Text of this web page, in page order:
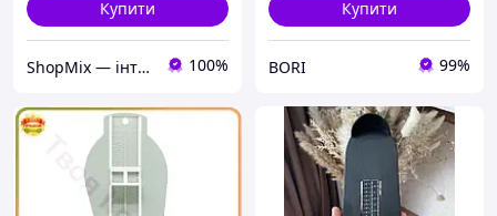
Купити
ShopMix — інтернет-магазин сумок та аксесуарів 100%
Купити
BORI 99%